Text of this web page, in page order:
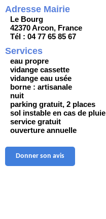
Adresse Mairie
Le Bourg
42370 Arcon, France
Tél : 04 77 65 85 67
Services
eau propre
vidange cassette
vidange eau usée
borne : artisanale
nuit
parking gratuit, 2 places
sol instable en cas de pluie
service gratuit
ouverture annuelle
Donner son avis